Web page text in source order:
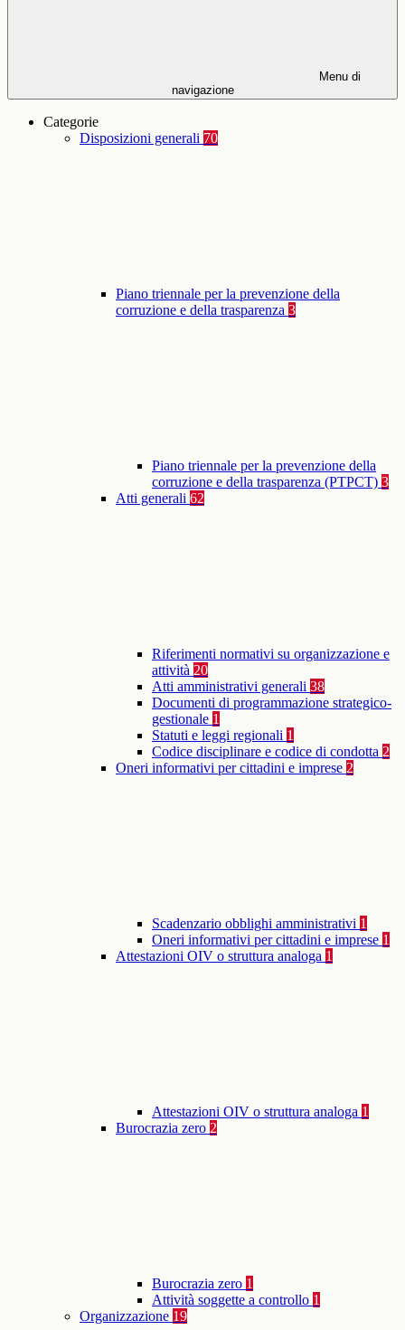
Menu di
navigazione
Categorie
Disposizioni generali 70
Piano triennale per la prevenzione della
corruzione e della trasparenza 3
Piano triennale per la prevenzione della
corruzione e della trasparenza (PTPCT) 3
Atti generali 62
Riferimenti normativi su organizzazione e
attività 20
Atti amministrativi generali 38
Documenti di programmazione strategico-
gestionale 1
Statuti e leggi regionali 1
Codice disciplinare e codice di condotta 2
Oneri informativi per cittadini e imprese 2
Scadenzario obblighi amministrativi 1
Oneri informativi per cittadini e imprese 1
Attestazioni OIV o struttura analoga 1
Attestazioni OIV o struttura analoga 1
Burocrazia zero 2
Burocrazia zero 1
Attività soggette a controllo 1
Organizzazione 19